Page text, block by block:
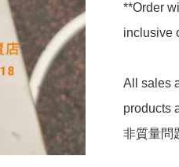
**Order
inclusive
All sales
products
非質量問